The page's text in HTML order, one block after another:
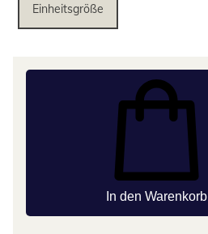
Einheitsgröße
In den Warenkorb